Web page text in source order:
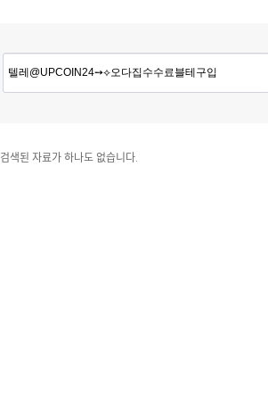
검색된 자료가 하나도 없습니다.